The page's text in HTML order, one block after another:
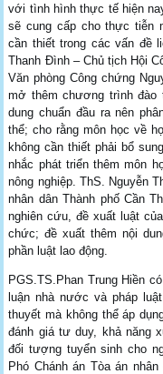
với tình hình thực tế hiện
sẽ cung cấp cho thực tiễn
cần thiết trong các vấn đề
Thanh Đình – Chủ tịch Hội
Văn phòng Công chứng
mở thêm chương trình đào
dung chuẩn đầu ra nên
thể; cho rằng môn học về
không cần thiết phải bổ
nhắc phát triển thêm môn
nông nghiệp. ThS. Nguyễn
nhân dân Thành phố Cần
nghiên cứu, đề xuất luật
chức; đề xuất thêm nội
phần luật lao động.
PGS.TS.Phan Trung Hiền
luận nhà nước và pháp
thuyết mà không thể áp
đánh giá tư duy, khả năng
đối tượng tuyển sinh cho
Phó Chánh án Tòa án